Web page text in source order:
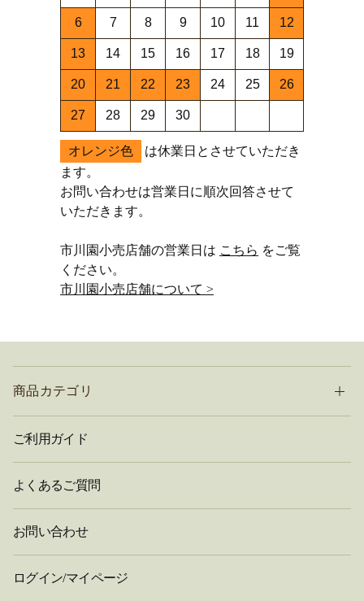
6 7 8 9 10 11 12
13 14 15 16 17 18 19
20 21 22 23 24 25 26
27 28 29 30
オレンジ色
は休業日とさせていただき
ます。
お問い合わせは営業日に順次回答させて
いただきます。
市川園小売店舗の営業日は こちら をご覧
ください。
市川園小売店舗について >
商品カテゴリ
ご利用ガイド
よくあるご質問
お問い合わせ
ログイン/マイページ